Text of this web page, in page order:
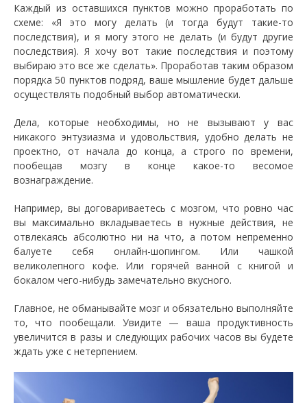
Каждый из оставшихся пунктов можно проработать по
схеме: «Я это могу делать (и тогда будут такие-то
последствия), и я могу этого не делать (и будут другие
последствия). Я хочу вот такие последствия и поэтому
выбираю это все же сделать». Проработав таким образом
порядка 50 пунктов подряд, ваше мышление будет дальше
осуществлять подобный выбор автоматически.
Дела, которые необходимы, но не вызывают у вас
никакого энтузиазма и удовольствия, удобно делать не
проектно, от начала до конца, а строго по времени,
пообещав мозгу в конце какое-то весомое
вознаграждение.
Например, вы договариваетесь с мозгом, что ровно час
вы максимально вкладываетесь в нужные действия, не
отвлекаясь абсолютно ни на что, а потом непременно
балуете себя онлайн-шопингом. Или чашкой
великолепного кофе. Или горячей ванной с книгой и
бокалом чего-нибудь замечательно вкусного.
Главное, не обманывайте мозг и обязательно выполняйте
то, что пообещали. Увидите — ваша продуктивность
увеличится в разы и следующих рабочих часов вы будете
ждать уже с нетерпением.